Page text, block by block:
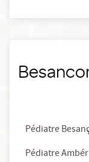
Pédiatre
Pédiatre